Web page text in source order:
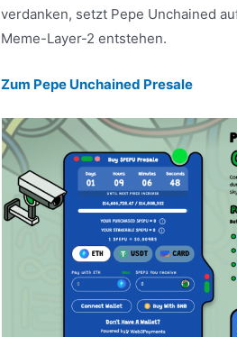
verdanken, setzt Pepe Unchained
Meme-Layer-2 entstehen.
Zum Pepe Unchained Presale